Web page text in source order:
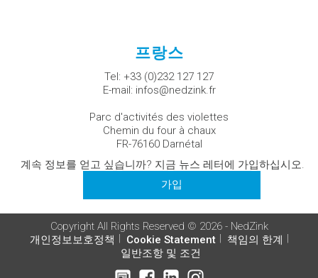
프랑스
Tel: +33 (0)232 127 127
E-mail: infos@nedzink.fr
Parc d'activités des violettes
Chemin du four à chaux
FR-76160 Darnétal
계속 정보를 얻고 싶습니까? 지금 뉴스 레터에 가입하십시오.
가입
Copyright All Rights Reserved © 2026 - NedZink
개인정보보호정책
Cookie Statement
책임의 한계
일반조항 및 조건